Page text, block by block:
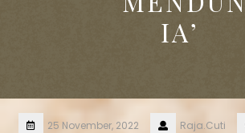
IA’
25 November, 2022 Raja.Cuti